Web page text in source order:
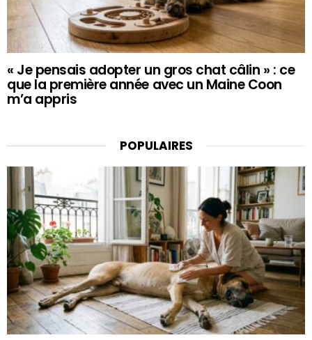
« Je pensais adopter un gros chat câlin » : ce
que la première année avec un Maine Coon
m’a appris
POPULAIRES